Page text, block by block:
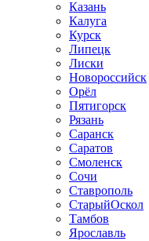
Казань
Калуга
Курск
Липецк
Лиски
Новороссийск
Орёл
Пятигорск
Рязань
Саранск
Саратов
Смоленск
Сочи
Ставрополь
СтарыйОскол
Тамбов
Ярославль